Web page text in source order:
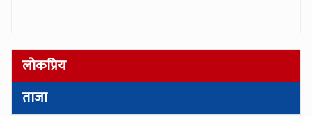
लोकप्रिय
ताजा